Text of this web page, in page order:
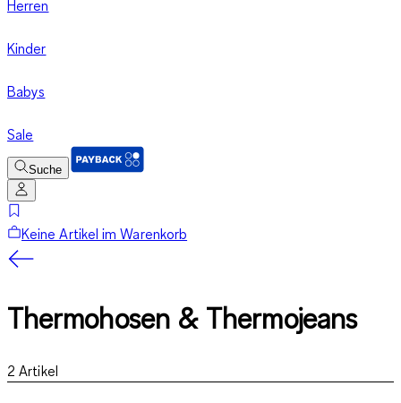
Herren
Kinder
Babys
Sale
Suche
Keine Artikel im Warenkorb
Thermohosen & Thermojeans
2 Artikel